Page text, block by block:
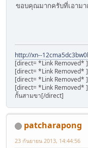
ขอบคุณมากครับที่เอาม
http://xn--
[direct= *Link
[direct= *Link
[direct= *Link
[direct= *Link Removed*
กั้นสามขา[/direct]
patcharapong
23 กันยายน 2013, 14:44:56